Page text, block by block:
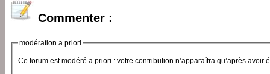
Commenter :
modération a priori
Ce forum est modéré a priori : votre contribution n’apparaîtra qu’après avoir